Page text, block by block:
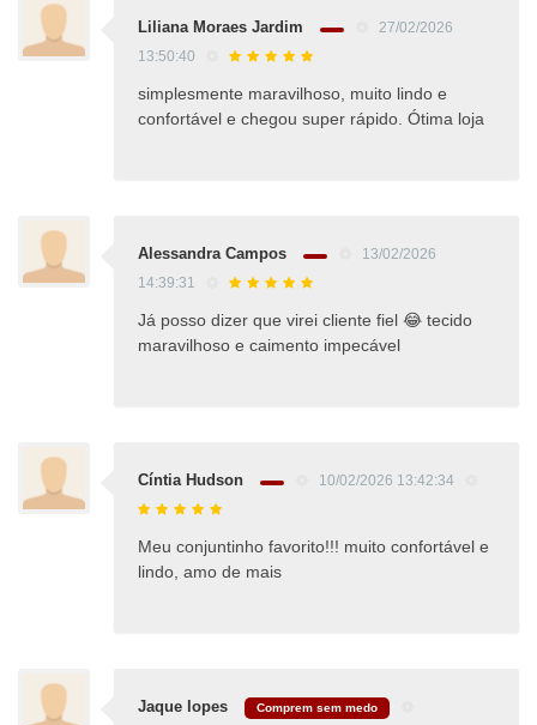
Liliana Moraes Jardim
27/02/2026
13:50:40
simplesmente maravilhoso, muito lindo e
confortável e chegou super rápido. Ótima loja
Alessandra Campos
13/02/2026
14:39:31
Já posso dizer que virei cliente fiel 😂 tecido
maravilhoso e caimento impecável
Cíntia Hudson 10/02/2026 13:42:34
Meu conjuntinho favorito!!! muito confortável e
lindo, amo de mais
Jaque lopes Comprem sem medo